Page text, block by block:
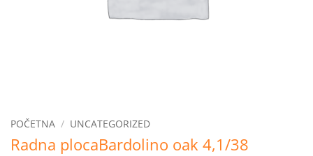
POČETNA / UNCATEGORIZED
Radna plocaBardolino oak 4,1/38